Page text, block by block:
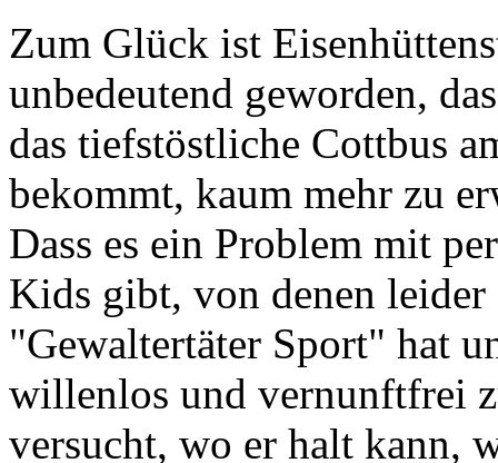
Zum Glück ist
unbedeutend geworden,
das tiefstöstliche Cottbus
bekommt, kaum mehr zu
Dass es ein Problem mit
Kids gibt, von denen leider
"Gewaltertäter Sport" hat
willenlos und vernunftfrei
versucht, wo er halt kann,